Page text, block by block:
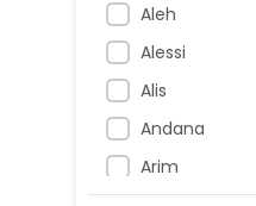
Aleh
Alessi
Alis
Andana
Arim